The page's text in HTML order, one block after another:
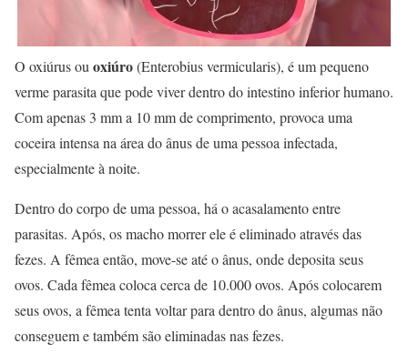
O oxiúrus ou oxiúro(Enterobius vermicularis), é um pequeno
verme parasita que pode viver dentro do intestino inferior humano.
Com apenas 3 mm a 10 mm de comprimento, provoca uma
coceira intensa na área do ânus de uma pessoa infectada,
especialmente à noite.
Dentro do corpo de uma pessoa, há o acasalamento entre
parasitas. Após, os macho morrer ele é eliminado através das
fezes. A fêmea então, move-se até o ânus, onde deposita seus
ovos. Cada fêmea coloca cerca de 10.000 ovos. Após colocarem
seus ovos, a fêmea tenta voltar para dentro do ânus, algumas não
conseguem e também são eliminadas nas fezes.